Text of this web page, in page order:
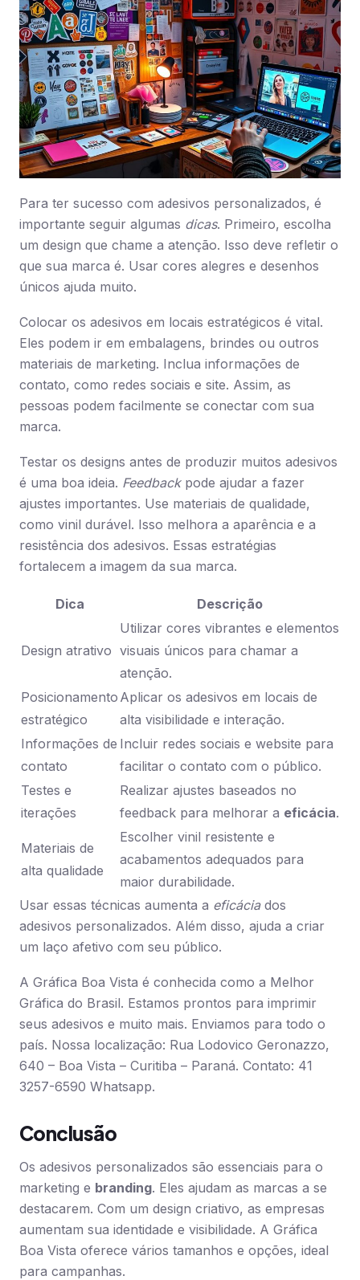
Para ter sucesso com adesivos personalizados, é
importante seguir algumas dicas. Primeiro, escolha
um design que chame a atenção. Isso deve refletir o
que sua marca é. Usar cores alegres e desenhos
únicos ajuda muito.
Colocar os adesivos em locais estratégicos é vital.
Eles podem ir em embalagens, brindes ou outros
materiais de marketing. Inclua informações de
contato, como redes sociais e site. Assim, as
pessoas podem facilmente se conectar com sua
marca.
Testar os designs antes de produzir muitos adesivos
é uma boa ideia. Feedbackpode ajudar a fazer
ajustes importantes. Use materiais de qualidade,
como vinil durável. Isso melhora a aparência e a
resistência dos adesivos. Essas estratégias
fortalecem a imagem da sua marca.
Dica Descrição
Design atrativo
Utilizar cores vibrantes e elementos
visuais únicos para chamar a
atenção.
Posicionamento
estratégico
Aplicar os adesivos em locais de
alta visibilidade e interação.
Informações de
contato
Incluir redes sociais e website para
facilitar o contato com o público.
Testes e
iterações
Realizar ajustes baseados no
feedback para melhorar a eficácia.
Materiais de
alta qualidade
Escolher vinil resistente e
acabamentos adequados para
maior durabilidade.
Usar essas técnicas aumenta a eficáciados
adesivos personalizados. Além disso, ajuda a criar
um laço afetivo com seu público.
A Gráfica Boa Vista é conhecida como a Melhor
Gráfica do Brasil. Estamos prontos para imprimir
seus adesivos e muito mais. Enviamos para todo o
país. Nossa localização: Rua Lodovico Geronazzo,
640 – Boa Vista – Curitiba – Paraná. Contato: 41
3257-6590 Whatsapp.
Conclusão
Os adesivos personalizados são essenciais para o
marketing e branding. Eles ajudam as marcas a se
destacarem. Com um design criativo, as empresas
aumentam sua identidade e visibilidade. A Gráfica
Boa Vista oferece vários tamanhos e opções, ideal
para campanhas.